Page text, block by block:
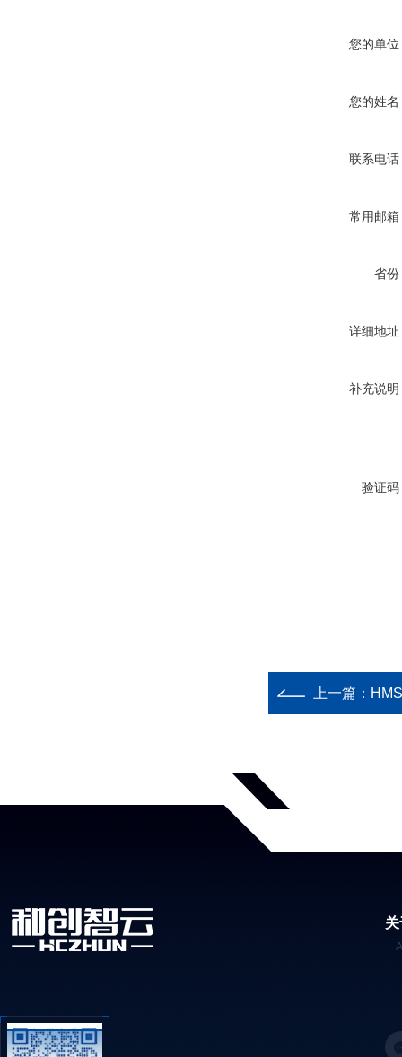
您的单位
您的姓名
联系电话
常用邮箱
省份
详细地址
补充说明
验证码
上一篇：